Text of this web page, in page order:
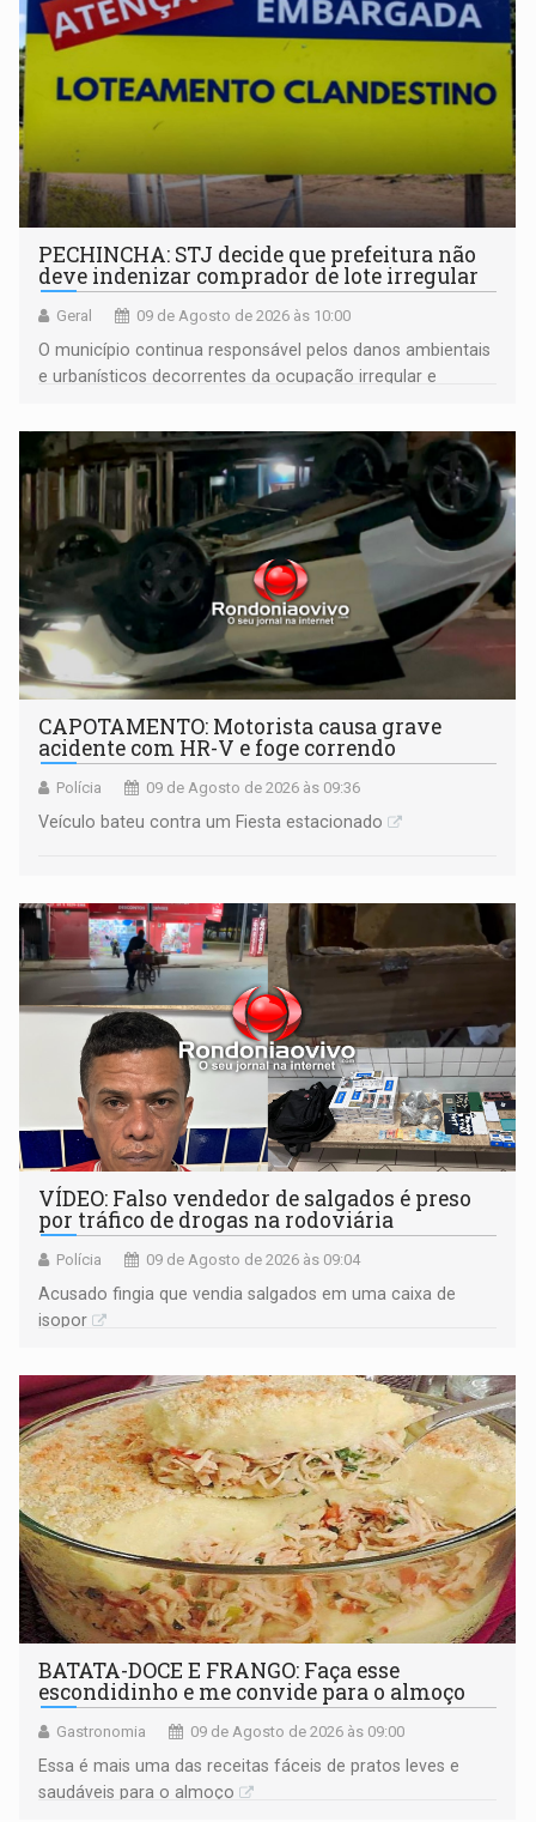
PECHINCHA: STJ decide que prefeitura não
deve indenizar comprador de lote irregular
Geral 09 de Agosto de 2026 às 10:00
O município continua responsável pelos danos ambientais
e urbanísticos decorrentes da ocupação irregular e
CAPOTAMENTO: Motorista causa grave
acidente com HR-V e foge correndo
Polícia 09 de Agosto de 2026 às 09:36
Veículo bateu contra um Fiesta estacionado
VÍDEO: Falso vendedor de salgados é preso
por tráfico de drogas na rodoviária
Polícia 09 de Agosto de 2026 às 09:04
Acusado fingia que vendia salgados em uma caixa de
isopor
BATATA-DOCE E FRANGO: Faça esse
escondidinho e me convide para o almoço
Gastronomia 09 de Agosto de 2026 às 09:00
Essa é mais uma das receitas fáceis de pratos leves e
saudáveis para o almoço